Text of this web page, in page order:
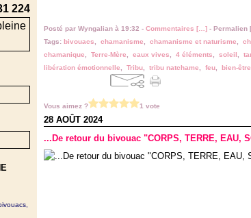
224
Posté par Wyngalian à 19:32 - Commentaires [ ] - Permalien [
Tags: bivouacs chamanisme chamanisme et naturisme
chamanique
Terre-Mère eaux vives 4 éléments soleil
libération émotionnelle
Tribu tribu natchame feu bien-
Vous aimez ? 1 vote
28 AOÛT 2024
...De retour du bivouac "CORPS, TERRE, EAU,